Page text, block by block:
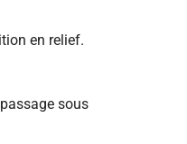
en relief.
sous